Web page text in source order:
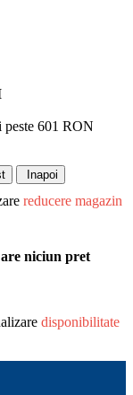
601 RON
Inapoi
reducere magazin
niciun pret
disponibilitate